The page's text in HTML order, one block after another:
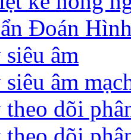
Đoán
âm
âm
dõi